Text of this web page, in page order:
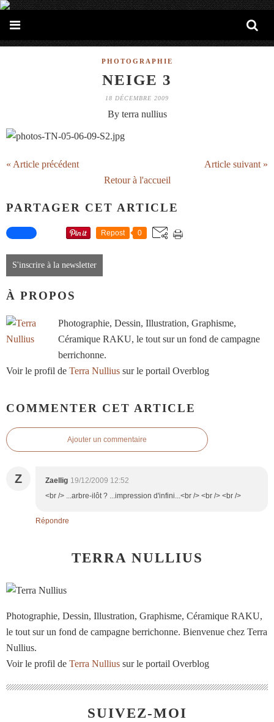
PHOTOGRAPHIE
NEIGE 3
18 DÉCEMBRE 2009
By terra nullius
« Article précédent
Article suivant »
Retour à l'accueil
PARTAGER CET ARTICLE
Repost 0
S'inscrire à la newsletter
À PROPOS
Photographie, Dessin, Illustration, Graphisme,
Céramique RAKU, le tout sur un fond de campagne
berrichonne.
Voir le profil de Terra Nullius sur le portail Overblog
COMMENTER CET ARTICLE
Ajouter un commentaire
Z Zaellig 19/12/2009 12:52
<br /> ...arbre-ilôt ? ...impression d'infini...<br /> <br /> <br />
Répondre
TERRA NULLIUS
Photographie, Dessin, Illustration, Graphisme, Céramique RAKU,
le tout sur un fond de campagne berrichonne. Bienvenue chez Terra
Nullius.
Voir le profil de Terra Nullius sur le portail Overblog
SUIVEZ-MOI